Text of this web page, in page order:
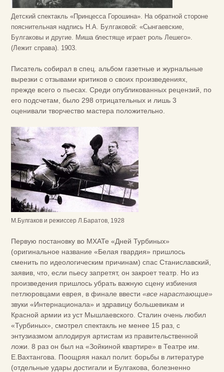
Детский спектакль «Принцесса Горошина». На обратной стороне
пояснительная надпись Н.А. Булгаковой: «Сынгаевские,
Булгаковы и другие. Миша блестяще играет роль Лешего».
(Лежит справа). 1903.
Писатель собирал в спец. альбом газетные и журнальные
вырезки с отзывами критиков о своих произведениях,
прежде всего о пьесах. Среди опубликованных рецензий, по
его подсчетам, было 298 отрицательных и лишь 3
оценивали творчество мастера положительно.
М.Булгаков и режиссер Л.Баратов, 1928
Первую постановку во МХАТе «Дней Турбиных»
(оригинальное название «Белая гвардия» пришлось
сменить по идеологическим причинам) спас Станиславский,
заявив, что, если пьесу запретят, он закроет театр. Но из
произведения пришлось убрать важную сцену избиения
петлюровцами еврея, в финале ввести «все нарастающие»
звуки «Интернационала» и здравицу большевикам и
Красной армии из уст Мышлаевского. Сталин очень любил
«Турбиных», смотрел спектакль не менее 15 раз, с
энтузиазмом аплодируя артистам из правительственной
ложи. 8 раз он был на «Зойкиной квартире» в Театре им.
Е.Вахтангова. Поощряя накал полит. борьбы в литературе
(отдельные удары достигали и Булгакова, болезненно